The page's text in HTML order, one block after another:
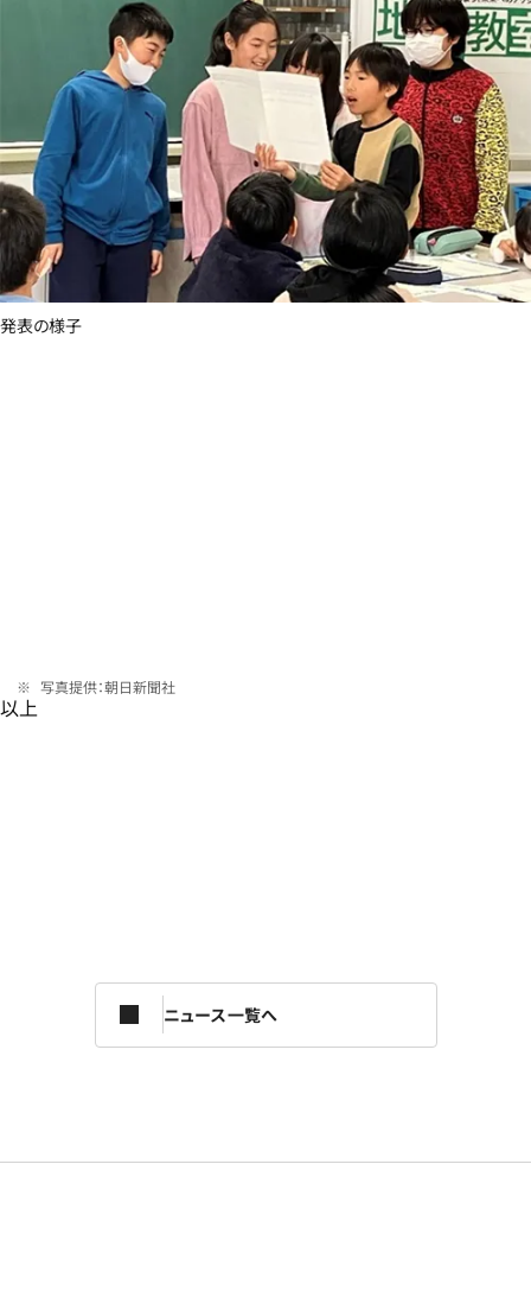
発表の様子
写真提供：朝日新聞社
以上
ニュース一覧へ